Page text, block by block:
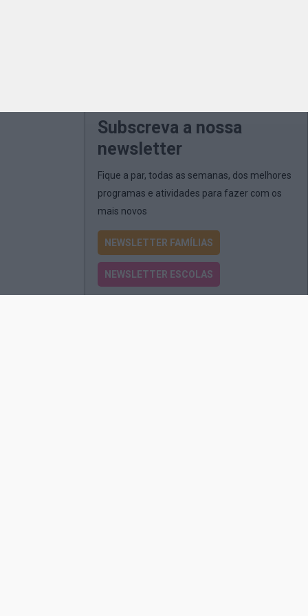
Subscreva a nossa
newsletter
Fique a par, todas as semanas, dos melhores
programas e atividades para fazer com os
mais novos
NEWSLETTER FAMÍLIAS
NEWSLETTER ESCOLAS